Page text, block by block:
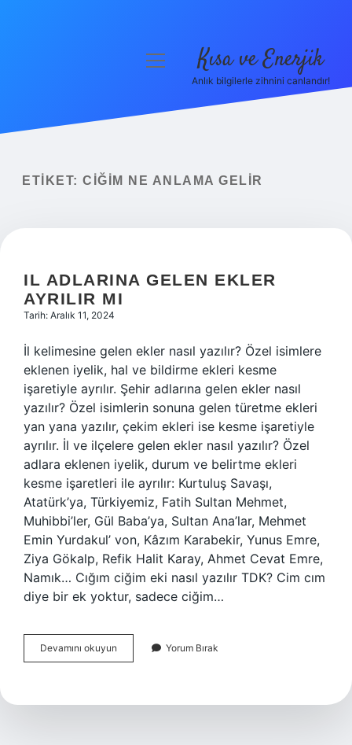
Yasal Uyarı
menüyü
Kısa ve Enerjik
Anlık bilgilerle zihnini canlandır!
ETIKET: CIĞIM NE ANLAMA GELIR
IL ADLARINA GELEN EKLER
AYRILIR MI
Tarih: Aralık 11, 2024
İl kelimesine gelen ekler nasıl yazılır? Özel isimlere
eklenen iyelik, hal ve bildirme ekleri kesme
işaretiyle ayrılır. Şehir adlarına gelen ekler nasıl
yazılır? Özel isimlerin sonuna gelen türetme ekleri
yan yana yazılır, çekim ekleri ise kesme işaretiyle
ayrılır. İl ve ilçelere gelen ekler nasıl yazılır? Özel
adlara eklenen iyelik, durum ve belirtme ekleri
kesme işaretleri ile ayrılır: Kurtuluş Savaşı,
Atatürk’ya, Türkiyemiz, Fatih Sultan Mehmet,
Muhibbi’ler, Gül Baba’ya, Sultan Ana’lar, Mehmet
Emin Yurdakul’ von, Kâzım Karabekir, Yunus Emre,
Ziya Gökalp, Refik Halit Karay, Ahmet Cevat Emre,
Namık… Cığım ciğim eki nasıl yazılır TDK? Cim cım
diye bir ek yoktur, sadece ciğim…
Devamını okuyun
Adlarına
Ayrılır
Yorum Bırak